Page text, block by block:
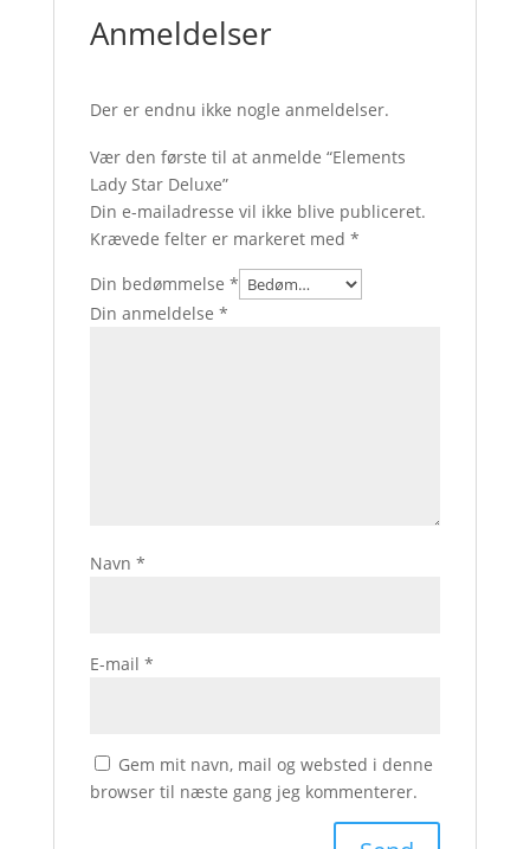
Anmeldelser
Der er endnu ikke nogle anmeldelser.
Vær den første til at anmelde “Elements
Lady Star Deluxe”
Din e-mailadresse vil ikke blive publiceret.
Krævede felter er markeret med *
Din bedømmelse *
Din anmeldelse *
Navn *
E-mail *
Gem mit navn, mail og websted i denne
browser til næste gang jeg kommenterer.